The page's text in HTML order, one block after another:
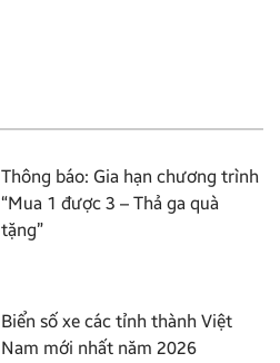
Thông báo: Gia hạn chương trình
“Mua 1 được 3 – Thả ga quà
tặng”
Biển số xe các tỉnh thành Việt
Nam mới nhất năm 2026